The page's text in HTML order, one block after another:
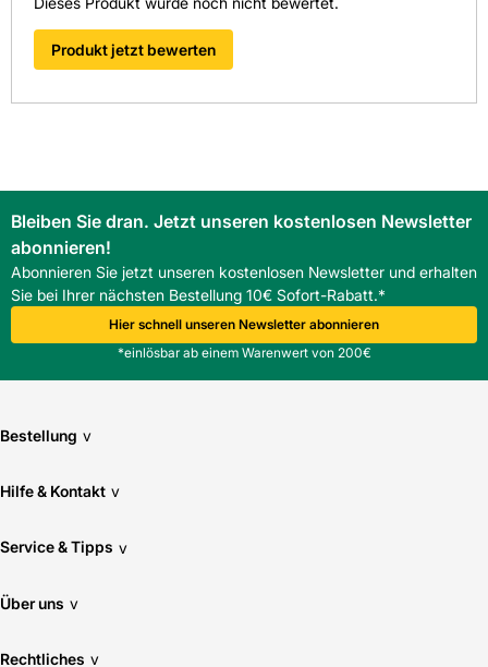
FAQ
Was ist der Vorteil gegenüber einem manuellen Rollladen?
schnellere Montage, spart Zeit und liefert eine moderne
Wie aufwendig ist die Wartung?
Die Wartung ist gering: Sichtprüfung und Reinigung reichen
meist aus, größere Eingriffe erfolgen durch Fachbetriebe.
Welche Farben sind verfügbar?
Anthrazit
ist neutral und passt zu vielen
Produkt jetzt bewerten
Bleiben Sie dran. Jetzt unseren kostenlosen Newsletter
abonnieren!
Abonnieren Sie jetzt unseren kostenlosen Newsletter und erhalten
Sie bei Ihrer nächsten Bestellung 10€ Sofort-Rabatt.*
Hier schnell unseren Newsletter abonnieren
*einlösbar ab einem Warenwert von 200€
Bestellung v
Hilfe & Kontakt v
Service & Tipps v
Über uns v
Rechtliches v